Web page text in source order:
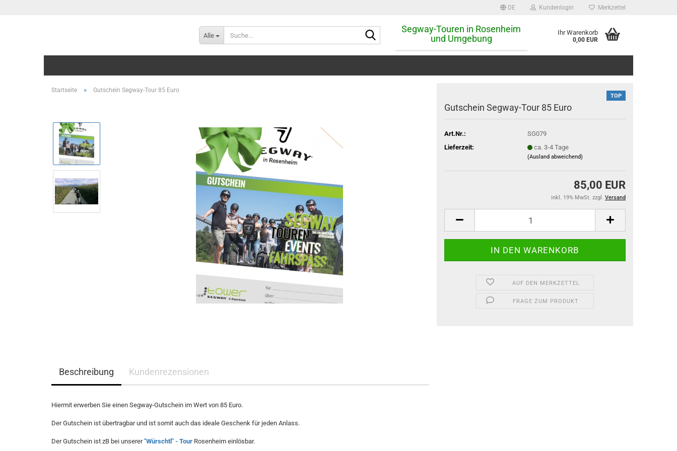
DE Kundenlogin Merkzettel
Alle
Suche...Segway-Touren in Rosenheim
und Umgebung
Ihr Warenkorb
0,00 EUR
Startseite » Gutschein Segway-Tour 85 Euro
TOP
Gutschein Segway-Tour 85 Euro
Art.Nr.:
SG079
Lieferzeit:
ca. 3-4 Tage
(Ausland abweichend)
85,00 EUR
inkl. 19% MwSt. zzgl. Versand
AUF DEN MERKZETTEL
FRAGE ZUM PRODUKT
Beschreibung Kundenrezensionen
Hiermit erwerben Sie einen Segway-Gutschein im Wert von 85 Euro.
Der Gutschein ist übertragbar und ist somit auch das ideale Geschenk für jeden Anlass.
Der Gutschein ist zB bei unserer"Würschtl" - Tour Rosenheim einlösbar.